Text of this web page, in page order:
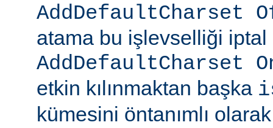
AddDefaultCharset
atama bu işlevselliği iptal
AddDefaultCharset
etkin kılınmaktan başka
kümesini öntanımlı